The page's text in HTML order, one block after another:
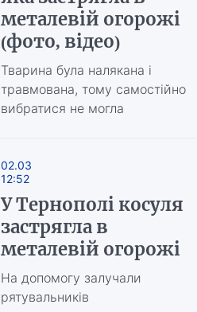
металевій огорожі
(фото, відео)
Тварина була налякана і
травмована, тому самостійно
вибратися не могла
02.03
12:52
У Тернополі косуля
застрягла в
металевій огорожі
На допомогу залучали
рятувальників